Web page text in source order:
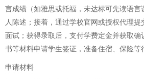
言成绩（如雅思或托福，未达标可先读语言
人陈述；接着，通过学校官网或授权代理
面试；获得录取后，支付学费定金并获取确
书等材料申请学生签证，准备住宿、保险等
申请材料